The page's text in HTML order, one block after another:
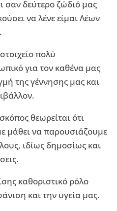
σαν δεύτερο ζώδιό μας
να λένε είμαι Λέων
πολύ
για τον καθένα μας
της γέννησης μας και
θεωρείται ότι
μάθει να παρουσιάζουμε
ιδίως δημοσίως και
καθοριστικό ρόλο
και την υγεία μας.